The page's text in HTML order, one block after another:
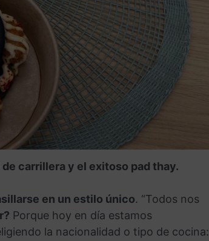
de carrillera y el exitoso pad thay.
en un estilo único. “Todos nos
Porque hoy en día estamos
la nacionalidad o tipo de cocina: